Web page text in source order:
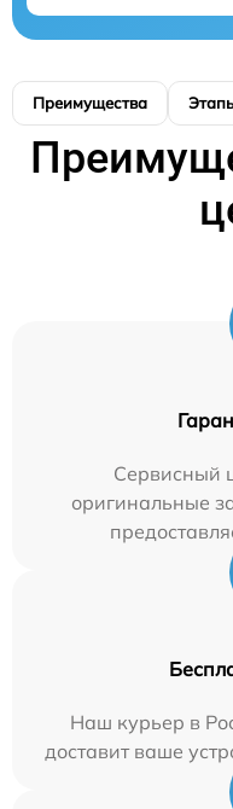
Преимущества
Сервисный
оригинальные
Наш курьер в
доставит ваше